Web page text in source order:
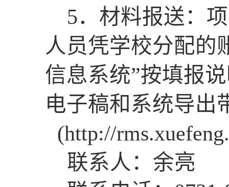
5．材料报送：
人员凭学校分配的
信息系统”按填报
电子稿和系统导出
(http://
联系人： 余亮